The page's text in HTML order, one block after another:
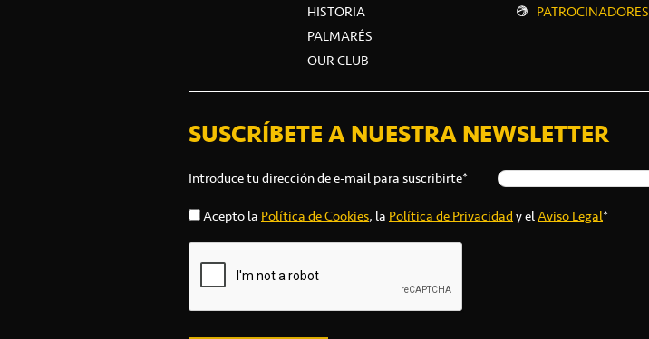
HISTORIA
PALMARÉS
OUR CLUB
PATROCINADORES
SUSCRÍBETE A NUESTRA NEWSLETTER
Introduce tu dirección de e-mail para suscribirte*
Acepto laPolítica de Cookies, laPolítica de Privacidady elAviso Legal*